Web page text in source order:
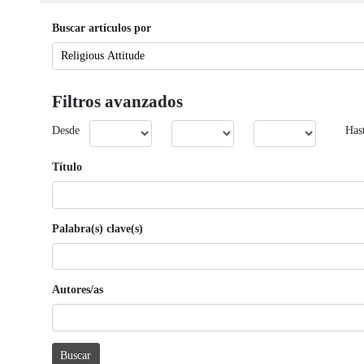
Buscar artículos por
Filtros avanzados
Desde
Título
Palabra(s) clave(s)
Autores/as
Buscar